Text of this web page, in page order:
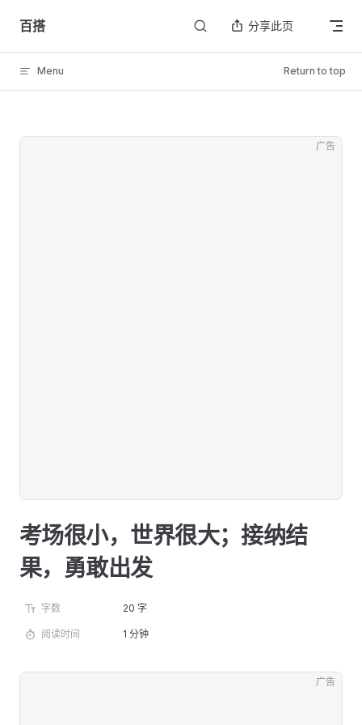
Skip to content
百搭 分享此页
Menu Return to top
广告
考场很小，世界很大；接纳结
果，勇敢出发
字数 20 字
阅读时间 1 分钟
广告